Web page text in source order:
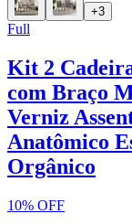
+3
Full
Kit 2
com Braço
Verniz
Anatômico
Orgânico
10% OFF